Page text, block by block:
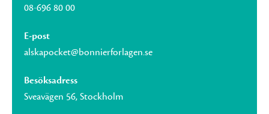
08-696 80 00
E-post
alskapocket@bonnierforlagen.se
Besöksadress
Sveavägen 56, Stockholm